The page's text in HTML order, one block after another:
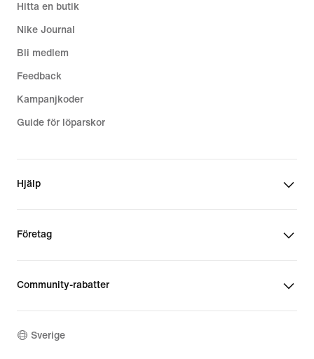
Hitta en butik
Nike Journal
Bli medlem
Feedback
Kampanjkoder
Guide för löparskor
Hjälp
Företag
Community-rabatter
Sverige